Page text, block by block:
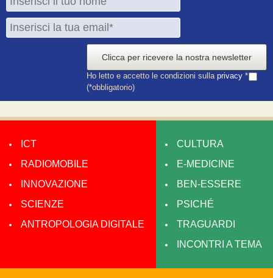
Clicca per ricevere la nostra newsletter
Ho letto e accetto le condizioni sulla privacy *
(*obbligatorio)
ICT
RADIOMOBILE
INNOVAZIONE
SCIENZE
ANTROPOLOGIA DIGITALE
CULTURA
E-MEDICINE
BEN-ESSERE
PSICHÉ
TRAGUARDI
INCONTRI A TEMA